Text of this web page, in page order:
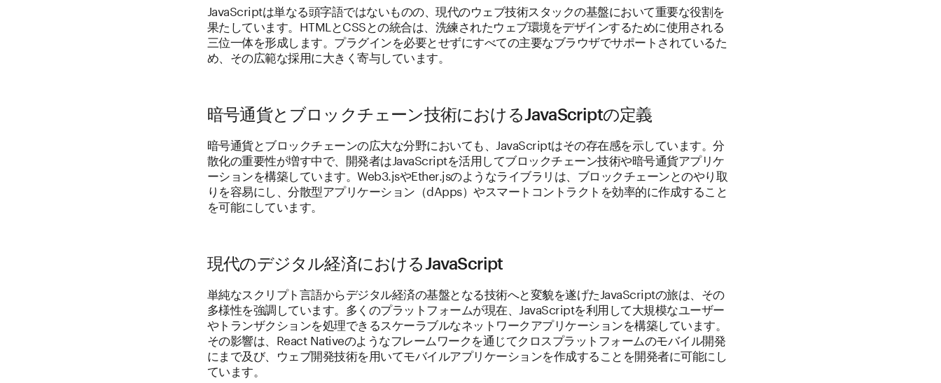
JavaScriptは単なる頭字語ではないものの、現代のウェブ技術スタックの基盤において重要な役割を
果たしています。HTMLとCSSとの統合は、洗練されたウェブ環境をデザインするために使用される
三位一体を形成します。プラグインを必要とせずにすべての主要なブラウザでサポートされているた
め、その広範な採用に大きく寄与しています。
暗号通貨とブロックチェーン技術におけるJavaScriptの定義
暗号通貨とブロックチェーンの広大な分野においても、JavaScriptはその存在感を示しています。分
散化の重要性が増す中で、開発者はJavaScriptを活用してブロックチェーン技術や暗号通貨アプリケ
ーションを構築しています。Web3.jsやEther.jsのようなライブラリは、ブロックチェーンとのやり取
りを容易にし、分散型アプリケーション（dApps）やスマートコントラクトを効率的に作成すること
を可能にしています。
現代のデジタル経済におけるJavaScript
単純なスクリプト言語からデジタル経済の基盤となる技術へと変貌を遂げたJavaScriptの旅は、その
多様性を強調しています。多くのプラットフォームが現在、JavaScriptを利用して大規模なユーザー
やトランザクションを処理できるスケーラブルなネットワークアプリケーションを構築しています。
その影響は、React Nativeのようなフレームワークを通じてクロスプラットフォームのモバイル開発
にまで及び、ウェブ開発技術を用いてモバイルアプリケーションを作成することを開発者に可能にし
ています。